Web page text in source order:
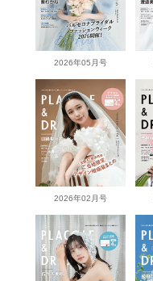
2026年05月号
2026年02月号